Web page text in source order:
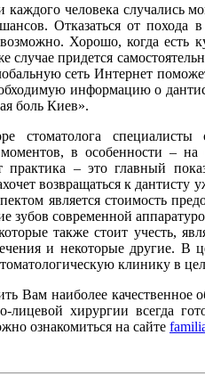
человека случались
Отказаться от похода
Хорошо, когда есть
случае придется
сеть Интернет
информацию о
боль Киев».
стоматолога специалисты
моментов, в особенности –
практика – это главный
возвращаться к
является стоимость
зубов современной
также стоит учесть,
и некоторые другие. В
клинику в
Вам наиболее качественное
лицевой хирургии всегда
ознакомиться на сайте